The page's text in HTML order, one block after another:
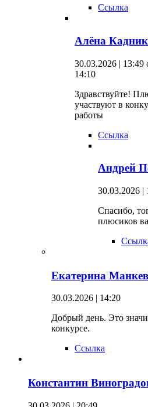
Ссылка
Алёна
30.03.2026 | 13:49
14:10
Здравствуйте!
участвуют в
работы
Ссылка
Андрей
30.03.2026 |
Спасибо,
плюсиков
Екатерина
30.03.2026 | 14:20
Добрый день. Это
конкурсе.
Ссылка
Константин